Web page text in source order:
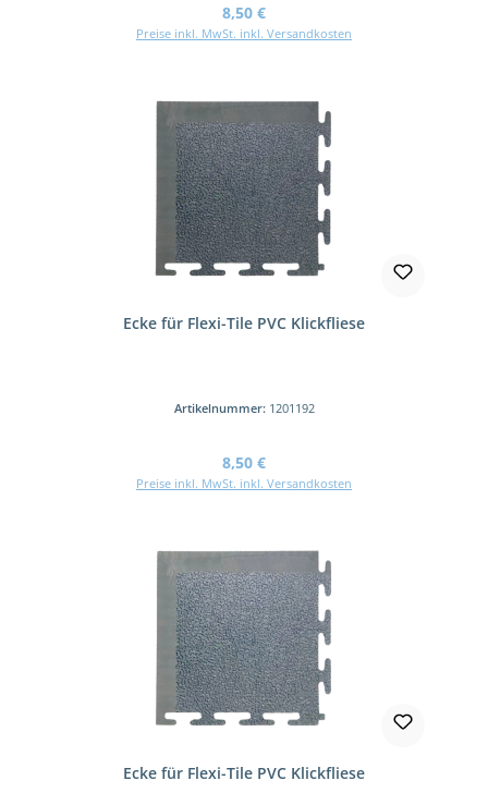
Regulärer Preis:
8,50 €
Preise inkl. MwSt. inkl. Versandkosten
Ecke für Flexi-Tile PVC Klickfliese
Artikelnummer: 1201192
Regulärer Preis:
8,50 €
Preise inkl. MwSt. inkl. Versandkosten
Ecke für Flexi-Tile PVC Klickfliese